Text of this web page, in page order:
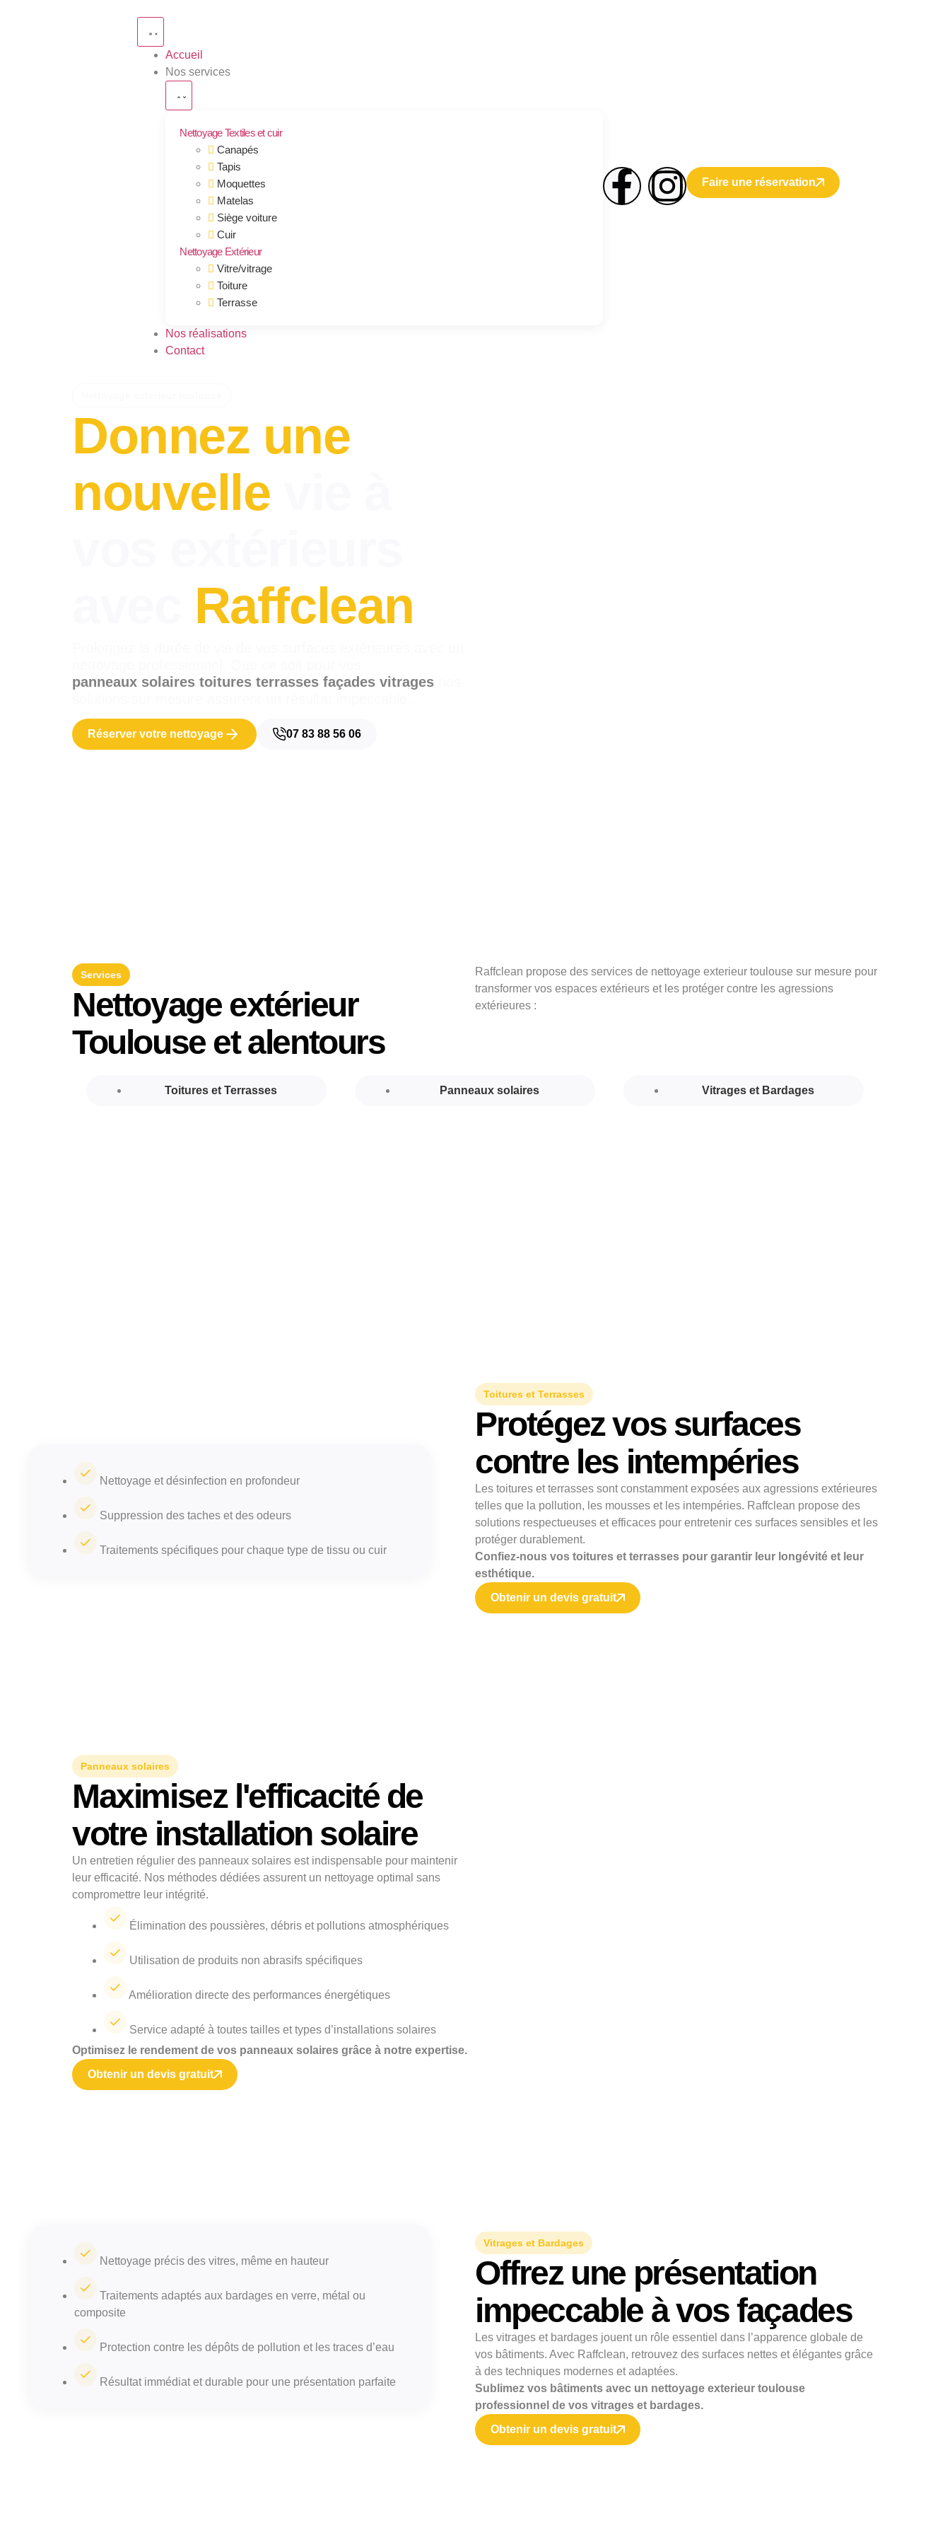
Accueil
Nos services
Nettoyage Textiles et cuir
Canapés
Tapis
Moquettes
Matelas
Siège voiture
Cuir
Nettoyage Extérieur
Vitre/vitrage
Toiture
Terrasse
Nos réalisations
Contact
Faire une réservation
Donnez une
nouvelle
Raffclean
panneaux solaires toitures terrasses façades vitrages
Réserver votre nettoyage 07 83 88 56 06
Services
Nettoyage extérieur
Toulouse et alentours
Raffclean propose des services de nettoyage exterieur toulouse sur mesure pour
transformer vos espaces extérieurs et les protéger contre les agressions
extérieures :
Toitures et Terrasses Panneaux solaires Vitrages et Bardages
Nettoyage et désinfection en profondeur
Suppression des taches et des odeurs
Traitements spécifiques pour chaque type de tissu ou cuir
Toitures et Terrasses
Protégez vos surfaces
contre les intempéries
Les toitures et terrasses sont constamment exposées aux agressions extérieures
telles que la pollution, les mousses et les intempéries. Raffclean propose des
solutions respectueuses et efficaces pour entretenir ces surfaces sensibles et les
protéger durablement.
Confiez-nous vos toitures et terrasses pour garantir leur longévité et leur
esthétique.
Obtenir un devis gratuit
Panneaux solaires
Maximisez l'efficacité de
votre installation solaire
Un entretien régulier des panneaux solaires est indispensable pour maintenir
leur efficacité. Nos méthodes dédiées assurent un nettoyage optimal sans
compromettre leur intégrité.
Élimination des poussières, débris et pollutions atmosphériques
Utilisation de produits non abrasifs spécifiques
Amélioration directe des performances énergétiques
Service adapté à toutes tailles et types d’installations solaires
Optimisez le rendement de vos panneaux solaires grâce à notre expertise.
Obtenir un devis gratuit
Nettoyage précis des vitres, même en hauteur
Traitements adaptés aux bardages en verre, métal ou
composite
Protection contre les dépôts de pollution et les traces d’eau
Résultat immédiat et durable pour une présentation parfaite
Vitrages et Bardages
Offrez une présentation
impeccable à vos façades
Les vitrages et bardages jouent un rôle essentiel dans l’apparence globale de
vos bâtiments. Avec Raffclean, retrouvez des surfaces nettes et élégantes grâce
à des techniques modernes et adaptées.
Sublimez vos bâtiments avec un nettoyage exterieur toulouse
professionnel de vos vitrages et bardages.
Obtenir un devis gratuit